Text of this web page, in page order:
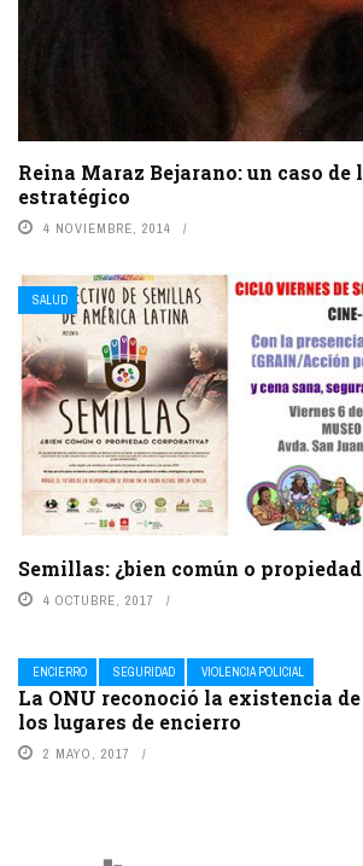
Reina Maraz Bejarano: un caso
estratégico
4 NOVIEMBRE, 2014
SALUD
Semillas: ¿bien común o
4 OCTUBRE, 2017
ENCIERRO SEGURIDAD VIOLENCIA POLICIAL
La ONU reconoció la existencia
los lugares de encierro
2 MAYO, 2017